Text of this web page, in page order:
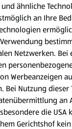
Einkäufe.
HOFER.
Tab)
ähnliche
an Ihre
Netzwerken.
Werbeanzeigen
Bei Nutzung dieser
an
die USA
Gerichtshof